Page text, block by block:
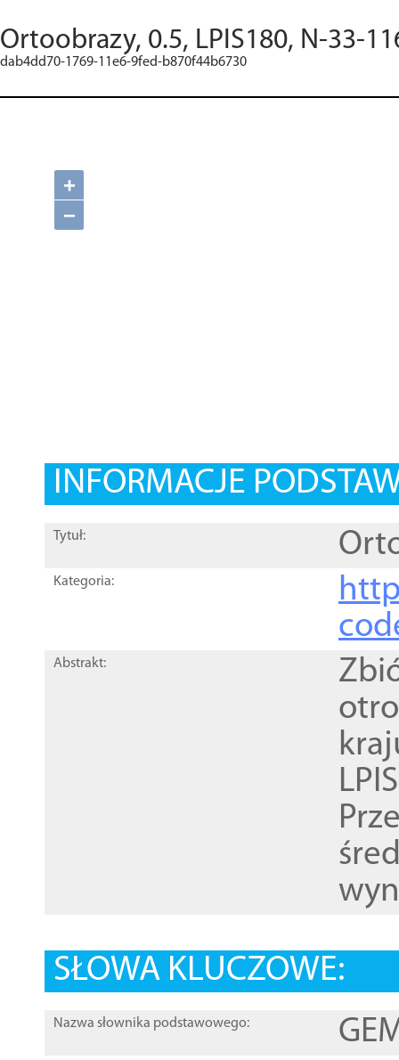
Ortoobrazy, 0.5, LPIS180, N-33-
dab4dd70-1769-11e6-9fed-b870f44b6730
+
−
INFORMACJE
Tytuł:
Kategoria:
Abstrakt:
SŁOWA KLUCZOWE:
Nazwa słownika podstawowego: